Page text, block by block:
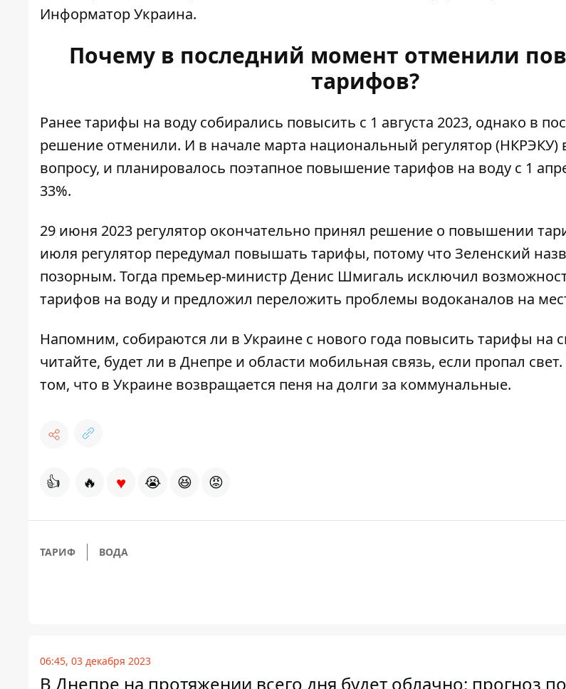
Информатор Украина.
Почему в последний момент отменили
тарифов?
Ранее тарифы на воду собирались повысить с 1 августа 2023, однако в
решение отменили. И в начале марта национальный регулятор (НКРЭКУ)
вопросу, и планировалось поэтапное повышение тарифов на воду с 1
33%.
29 июня 2023 регулятор окончательно принял решение о повышении
июля регулятор передумал повышать тарифы, потому что Зеленский
позорным. Тогда премьер-министр Денис Шмигаль исключил
тарифов на воду и предложил переложить проблемы водоканалов на
Напомним, собираются ли в Украине с нового года повысить тарифы на
читайте, будет ли в Днепре и области мобильная связь, если пропал
том, что в Украине возвращается пеня на долги за коммунальные.
👍 🔥 ♥ 😭 😆 😡
ТАРИФ ВОДА
06:45, 03 декабря 2023
В Днепре на протяжении всего дня будет облачно: прогноз